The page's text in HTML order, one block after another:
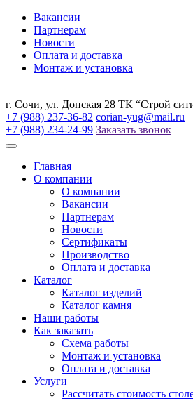
Вакансии
Партнерам
Новости
Оплата и доставка
Монтаж и установка
г. Сочи, ул. Донская 28 ТК “Строй
+7 (988) 237-36-82 corian-yug@mail.ru
+7 (988) 234-24-99 Заказать звонок
Главная
О компании
О компании
Вакансии
Партнерам
Новости
Сертификаты
Производство
Оплата и доставка
Каталог
Каталог изделий
Каталог камня
Наши работы
Как заказать
Схема работы
Монтаж и установка
Оплата и доставка
Услуги
Рассчитать стоимость